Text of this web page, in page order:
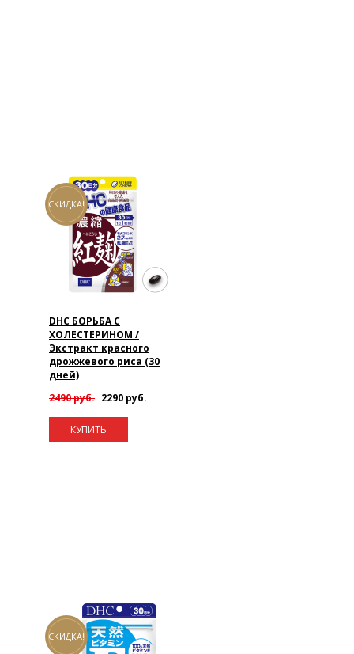
СКИДКА!
DHC БОРЬБА С
ХОЛЕСТЕРИНОМ /
Экстракт красного
дрожжевого риса (30
дней)
2490 руб. 2290 руб.
КУПИТЬ
СКИДКА!